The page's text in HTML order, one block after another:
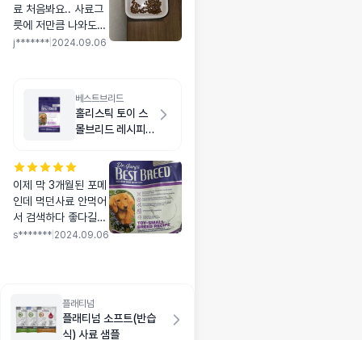
료 처음봐요.. 사료그
릇에 저만큼 나와도
싹싹 긁어 먹고 더 달
j******* 2024.09.06
베스트브리드
홀리스틱 토이 스
몰브리드 레시피
이제 막 3개월된 포메
인데 먹던사료 안먹어
서 검색하다 좋다길래
주문. 뜯자마자 줬는
s******* 2024.09.06
플래티넘
플래티넘 소프트(반습
식) 사료 샘플